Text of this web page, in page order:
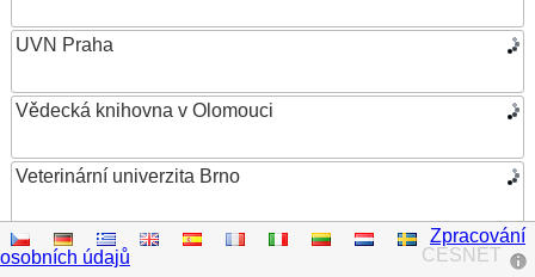
UVN Praha
Vědecká knihovna v Olomouci
Veterinární univerzita Brno
VŠB – Technická univerzita Ostrava
CESNET
Zpracování
osobních údajů